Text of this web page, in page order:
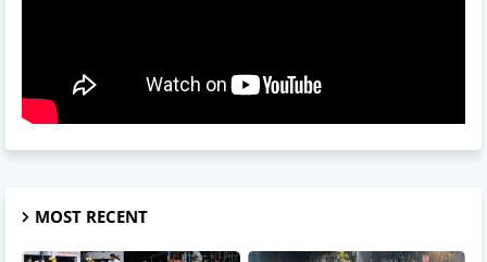
MOST RECENT